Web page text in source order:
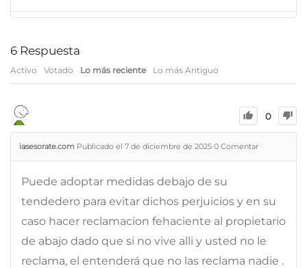
6 Respuesta
Activo Votado Lo más reciente Lo más Antiguo
0
iasesorate.com Publicado el 7 de diciembre de 2025 0 Comentar
Puede adoptar medidas debajo de su
tendedero para evitar dichos perjuicios y en su
caso hacer reclamacion fehaciente al propietario
de abajo dado que si no vive alli y usted no le
reclama, el entenderá que no las reclama nadie .